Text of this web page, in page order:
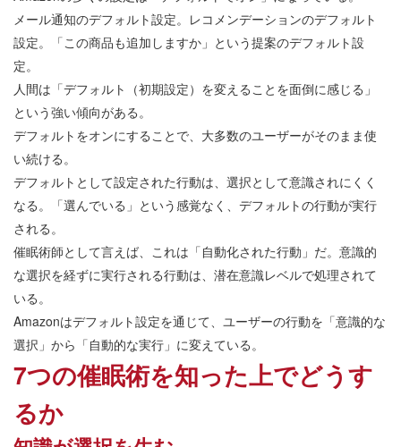
メール通知のデフォルト設定。レコメンデーションのデフォルト
設定。「この商品も追加しますか」という提案のデフォルト設
定。
人間は「デフォルト（初期設定）を変えることを面倒に感じる」
という強い傾向がある。
デフォルトをオンにすることで、大多数のユーザーがそのまま使
い続ける。
デフォルトとして設定された行動は、選択として意識されにくく
なる。「選んでいる」という感覚なく、デフォルトの行動が実行
される。
催眠術師として言えば、これは「自動化された行動」だ。意識的
な選択を経ずに実行される行動は、潜在意識レベルで処理されて
いる。
Amazonはデフォルト設定を通じて、ユーザーの行動を「意識的な
選択」から「自動的な実行」に変えている。
7つの催眠術を知った上でどうす
るか